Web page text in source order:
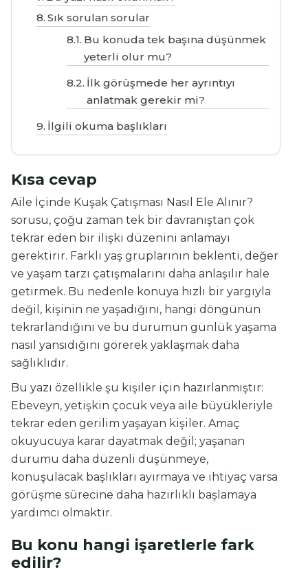
Sık sorulan sorular
Bu konuda tek başına düşünmek
yeterli olur mu?
İlk görüşmede her ayrıntıyı
anlatmak gerekir mi?
İlgili okuma başlıkları
Kısa cevap
Aile İçinde Kuşak Çatışması Nasıl Ele Alınır?
sorusu, çoğu zaman tek bir davranıştan çok
tekrar eden bir ilişki düzenini anlamayı
gerektirir. Farklı yaş gruplarının beklenti, değer
ve yaşam tarzı çatışmalarını daha anlaşılır hale
getirmek. Bu nedenle konuya hızlı bir yargıyla
değil, kişinin ne yaşadığını, hangi döngünün
tekrarlandığını ve bu durumun günlük yaşama
nasıl yansıdığını görerek yaklaşmak daha
sağlıklıdır.
Bu yazı özellikle şu kişiler için hazırlanmıştır:
Ebeveyn, yetişkin çocuk veya aile büyükleriyle
tekrar eden gerilim yaşayan kişiler. Amaç
okuyucuya karar dayatmak değil; yaşanan
durumu daha düzenli düşünmeye,
konuşulacak başlıkları ayırmaya ve ihtiyaç varsa
görüşme sürecine daha hazırlıklı başlamaya
yardımcı olmaktır.
Bu konu hangi işaretlerle fark
edilir?